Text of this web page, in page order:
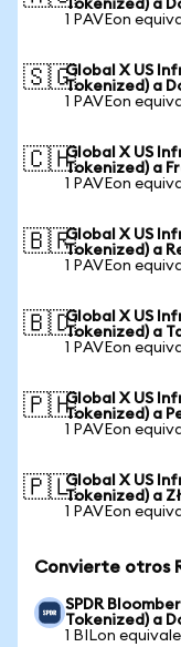
Tokenized) a
1 PAVEon
🇸🇬Global X US
Tokenized) a
1 PAVEon
🇨🇭Global X US
Tokenized) a
1 PAVEon
🇧🇷Global X US
Tokenized) a
1 PAVEon
🇧🇩Global X US
Tokenized) a
1 PAVEon
🇵🇭Global X US
Tokenized) a
1 PAVEon
🇵🇱Global X US
Tokenized) a
1 PAVEon
Convierte otros
SPDR
Tokenized) a
1 BILon